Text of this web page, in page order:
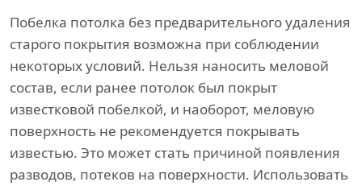
Побелка потолка без предварительного удаления
старого покрытия возможна при соблюдении
некоторых условий. Нельзя наносить меловой
состав, если ранее потолок был покрыт
известковой побелкой, и наоборот, меловую
поверхность не рекомендуется покрывать
известью. Это может стать причиной появления
разводов, потеков на поверхности. Использовать